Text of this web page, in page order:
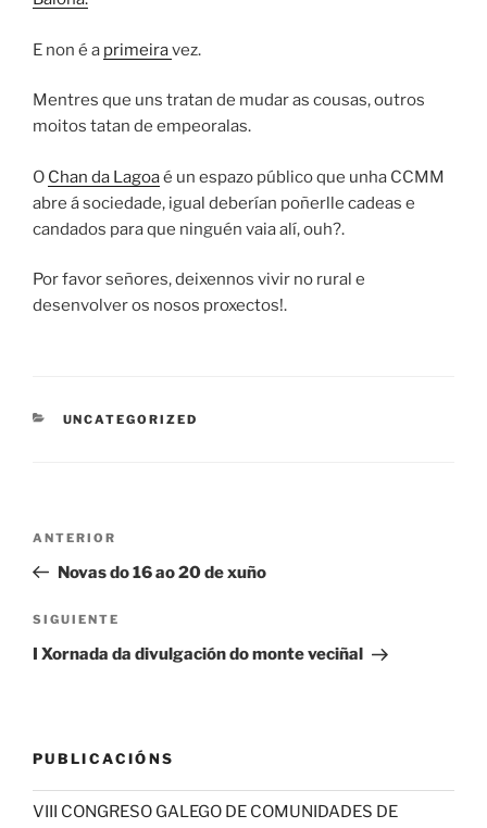
E non é a primeiravez.
Mentres que uns tratan de mudar as cousas, outros
moitos tatan de empeoralas.
O Chan da Lagoaé un espazo público que unha CCMM
abre á sociedade, igual deberían poñerlle cadeas e
candados para que ninguén vaia alí, ouh?.
Por favor señores, deixennos vivir no rural e
desenvolver os nosos proxectos!.
CATEGORÍAS
UNCATEGORIZED
entradas
Entrada
anterior:
ANTERIOR
Novas do 16 ao 20 de xuño
Siguiente
entrada
SIGUIENTE
I Xornada da divulgación do monte veciñal
PUBLICACIÓNS
VIII CONGRESO GALEGO DE COMUNIDADES DE